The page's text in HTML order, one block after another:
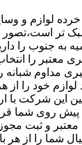
لوازم و
تر است،تصور
به جنوب را
معتبر را
مداوم
لوازم خود را
این شرکت با
روی شما
معتبر و ثبت
شما را از هر